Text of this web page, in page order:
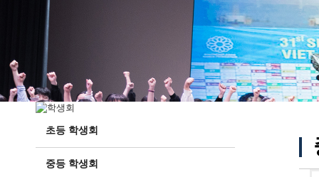
교직원현황
학생현황
위치/전화
전경사진
초등 학생회
중등 학생회